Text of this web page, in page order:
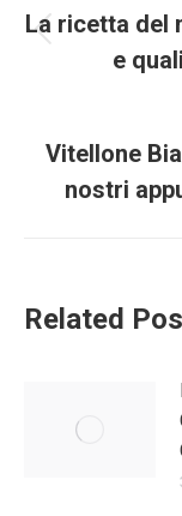
tra
post
La ricetta del
e
Vitellone
nostri
Related